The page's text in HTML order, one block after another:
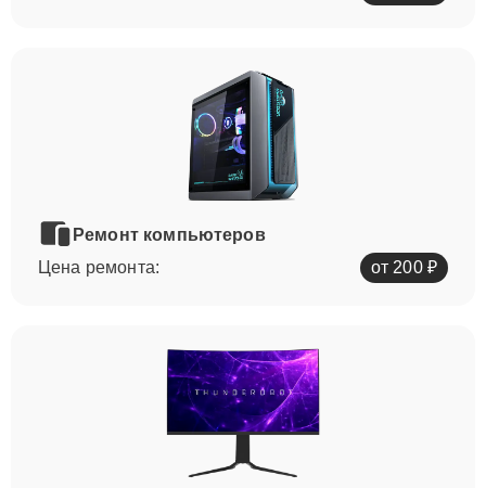
Ремонт компьютеров
Цена ремонта:
от 200 ₽